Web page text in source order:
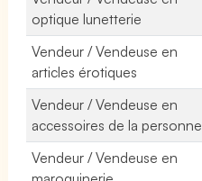
optique lunetterie
Vendeur / Vendeuse en
articles érotiques
Vendeur / Vendeuse en
accessoires de la personne
Vendeur / Vendeuse en